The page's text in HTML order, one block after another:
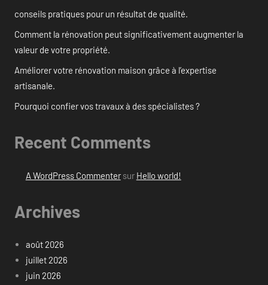
conseils pratiques pour un résultat de qualité.
Comment la rénovation peut significativement augmenter la
valeur de votre propriété.
Améliorer votre rénovation maison grâce à l’expertise
artisanale.
Pourquoi confier vos travaux à des spécialistes ?
Recent Comments
A WordPress Commentersur Hello world!
Archives
août 2026
juillet 2026
juin 2026